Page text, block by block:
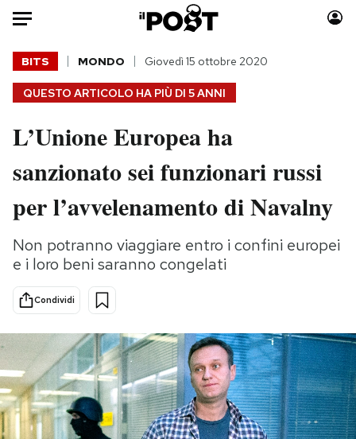
Auto
HOME
Italia
Politica
Tecnologia
Scienza
Cultura
Economia
Sport
Moda
Consumismi
Storie/Idee
Media
Europa
PODCAST
QUESTO ARTICOLO HA PIÙ DI 5 ANNI
BITS MONDO Giovedì 15 ottobre 2020
L’Unione Europea ha
sanzionato sei funzionari russi
per l’avvelenamento di Navalny
Non potranno viaggiare entro i confini europei
e i loro beni saranno congelati
Condividi